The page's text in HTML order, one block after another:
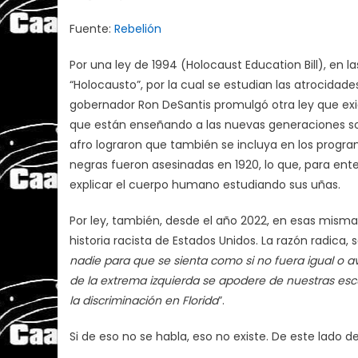
Fuente: Rebelión
Por una ley de 1994 (Holocaust Education Bill), en
“Holocausto”, por la cual se estudian las
gobernador Ron DeSantis promulgó otra ley que
que están enseñando a las nuevas generaciones
afro lograron que también se incluya en los
negras fueron asesinadas en 1920, lo que, para
explicar el cuerpo humano estudiando sus uñas.
Por ley, también, desde el año 2022, en esas
historia racista de Estados Unidos. La razón radica,
nadie para que se sienta como si no fuera igual o
de la extrema izquierda se apodere de nuestras
la discriminación en Florida”.
Si de eso no se habla, eso no existe. De este lado